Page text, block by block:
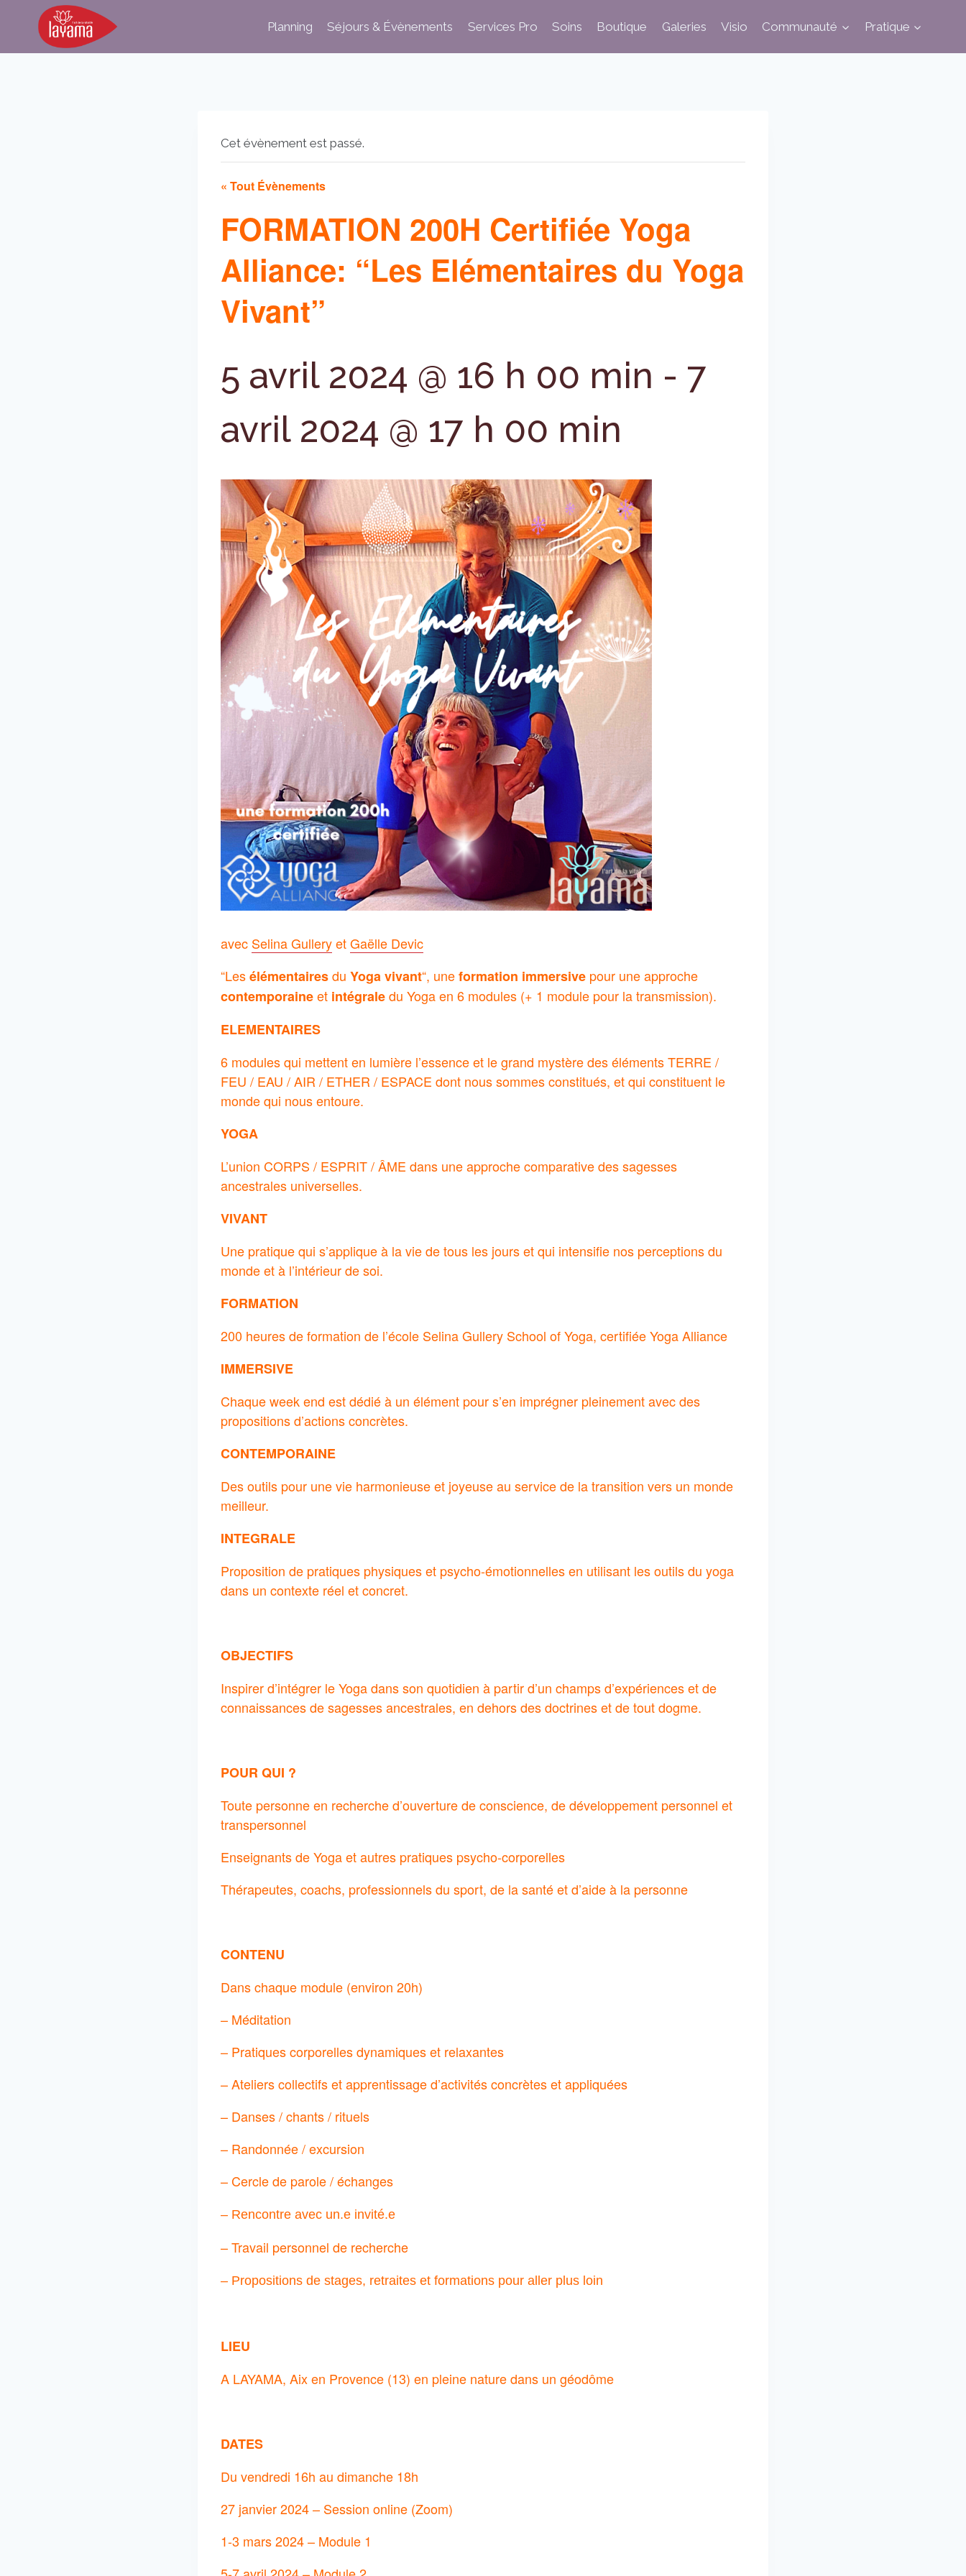
Planning Séjours & Évènements Services Pro Soins Boutique Galeries Visio Communauté Pratique
Cet évènement est passé.
« Tout Évènements
FORMATION 200H Certifiée Yoga
Alliance: “Les Elémentaires du Yoga
Vivant”
5 avril 2024 @ 16 h 00 min - 7
avril 2024 @ 17 h 00 min
avec Selina GulleryetGaëlle Devic
“Lesélémentairesdu Yoga vivant“, uneformation immersive pour une approche
contemporaineet intégraledu Yoga en 6 modules (+ 1 module pour la transmission).
ELEMENTAIRES
6 modules qui mettent en lumière l’essence et le grand mystère des éléments TERRE /
FEU / EAU / AIR / ETHER / ESPACE dont nous sommes constitués, et qui constituent le
monde qui nous entoure.
YOGA
L’union CORPS / ESPRIT / ÂME dans une approche comparative des sagesses
ancestrales universelles.
VIVANT
Une pratique qui s’applique à la vie de tous les jours et qui intensifie nos perceptions du
monde et à l’intérieur de soi.
FORMATION
200 heures de formation de l’école Selina Gullery School of Yoga, certifiée Yoga Alliance
IMMERSIVE
Chaque week end est dédié à un élément pour s’en imprégner pleinement avec des
propositions d’actions concrètes.
CONTEMPORAINE
Des outils pour une vie harmonieuse et joyeuse au service de la transition vers un monde
meilleur.
INTEGRALE
Proposition de pratiques physiques et psycho-émotionnelles en utilisant les outils du yoga
dans un contexte réel et concret.
OBJECTIFS
Inspirer d’intégrer le Yoga dans son quotidien à partir d’un champs d’expériences et de
connaissances de sagesses ancestrales, en dehors des doctrines et de tout dogme.
POUR QUI ?
Toute personne en recherche d’ouverture de conscience, de développement personnel et
transpersonnel
Enseignants de Yoga et autres pratiques psycho-corporelles
Thérapeutes, coachs, professionnels du sport, de la santé et d’aide à la personne
CONTENU
Dans chaque module (environ 20h)
– Méditation
– Pratiques corporelles dynamiques et relaxantes
– Ateliers collectifs et apprentissage d’activités concrètes et appliquées
– Danses / chants / rituels
– Randonnée / excursion
– Cercle de parole / échanges
– Rencontre avec un.e invité.e
– Travail personnel de recherche
– Propositions de stages, retraites et formations pour aller plus loin
LIEU
A LAYAMA, Aix en Provence (13) en pleine nature dans un géodôme
DATES
Du vendredi 16h au dimanche 18h
27 janvier 2024 – Session online (Zoom)
1-3 mars 2024 – Module 1